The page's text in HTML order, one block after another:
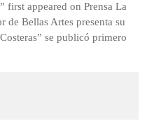
first appeared on Prensa La
de Bellas Artes presenta su
se publicó primero